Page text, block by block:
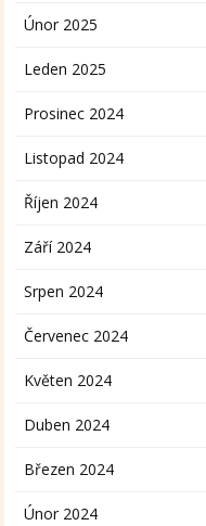
Únor 2025
Leden 2025
Prosinec 2024
Listopad 2024
Říjen 2024
Září 2024
Srpen 2024
Červenec 2024
Květen 2024
Duben 2024
Březen 2024
Únor 2024